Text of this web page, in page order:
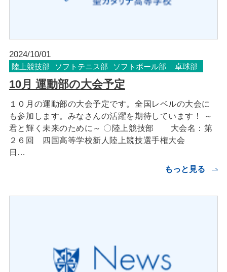
2024/10/01
陸上競技部 ソフトテニス部 ソフトボール部 卓球部
10月 運動部の大会予定
１０月の運動部の大会予定です。全国レベルの大会に
も参加します。みなさんの活躍を期待しています！ ～
君と輝く未来のために～ 〇陸上競技部 大会名：第
２６回 四国高等学校新人陸上競技選手権大会
日…
もっと見る